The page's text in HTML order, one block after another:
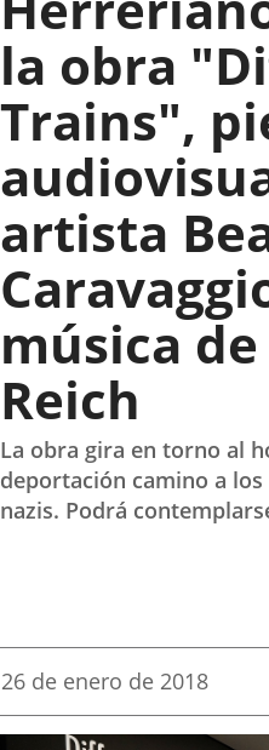
la obra
Trains",
artista
música
Reich
La obra gira en torno al
deportación camino a
nazis. Podrá
Fecha
la
26 de enero de 2018